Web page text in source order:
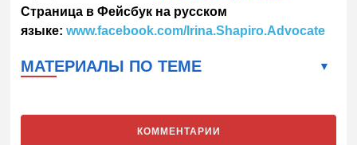
Страница в Фейсбук на русском
языке: www.facebook.com/Irina.Shapiro.Advocate
МАТЕРИАЛЫ ПО ТЕМЕ
КОММЕНТАРИИ